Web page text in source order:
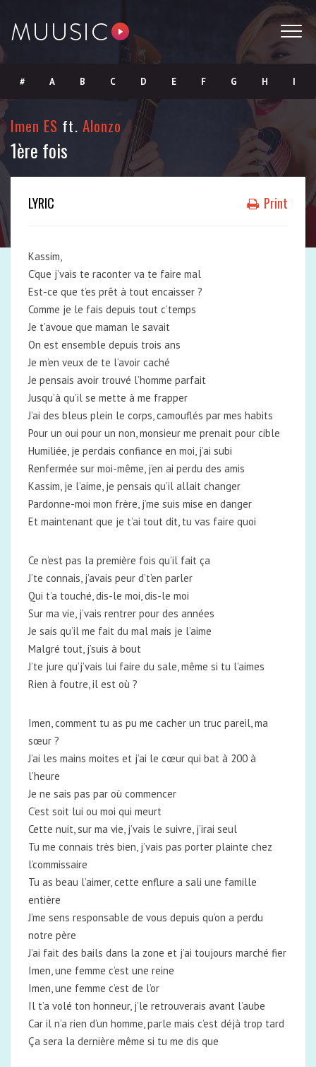
# A B C D E F G H I
K N R
T U
Imen ES ft. Alonzo
1ère fois
LYRIC Print
Kassim,
C’que j’vais te raconter va te faire mal
Est-ce que t’es prêt à tout encaisser ?
Comme je le fais depuis tout c’temps
Je t’avoue que maman le savait
On est ensemble depuis trois ans
Je m’en veux de te l’avoir caché
Je pensais avoir trouvé l’homme parfait
Jusqu’à qu’il se mette à me frapper
J’ai des bleus plein le corps, camouflés par mes habits
Pour un oui pour un non, monsieur me prenait pour cible
Humiliée, je perdais confiance en moi, j’ai subi
Renfermée sur moi-même, j’en ai perdu des amis
Kassim, je l’aime, je pensais qu’il allait changer
Pardonne-moi mon frère, j’me suis mise en danger
Et maintenant que je t’ai tout dit, tu vas faire quoi
Ce n’est pas la première fois qu’il fait ça
J’te connais, j’avais peur d’t’en parler
Qui t’a touché, dis-le moi, dis-le moi
Sur ma vie, j’vais rentrer pour des années
Je sais qu’il me fait du mal mais je l’aime
Malgré tout, j’suis à bout
J’te jure qu’j’vais lui faire du sale, même si tu l’aimes
Rien à foutre, il est où ?
Imen, comment tu as pu me cacher un truc pareil, ma
sœur ?
J’ai les mains moites et j’ai le cœur qui bat à 200 à
l’heure
Je ne sais pas par où commencer
C’est soit lui ou moi qui meurt
Cette nuit, sur ma vie, j’vais le suivre, j’irai seul
Tu me connais très bien, j’vais pas porter plainte chez
l’commissaire
Tu as beau l’aimer, cette enflure a sali une famille
entière
J’me sens responsable de vous depuis qu’on a perdu
notre père
J’ai fait des bails dans la zone et j’ai toujours marché fier
Imen, une femme c’est une reine
Imen, une femme c’est de l’or
Il t’a volé ton honneur, j’le retrouverais avant l’aube
Car il n’a rien d’un homme, parle mais c’est déjà trop tard
Ça sera la dernière même si tu me dis que